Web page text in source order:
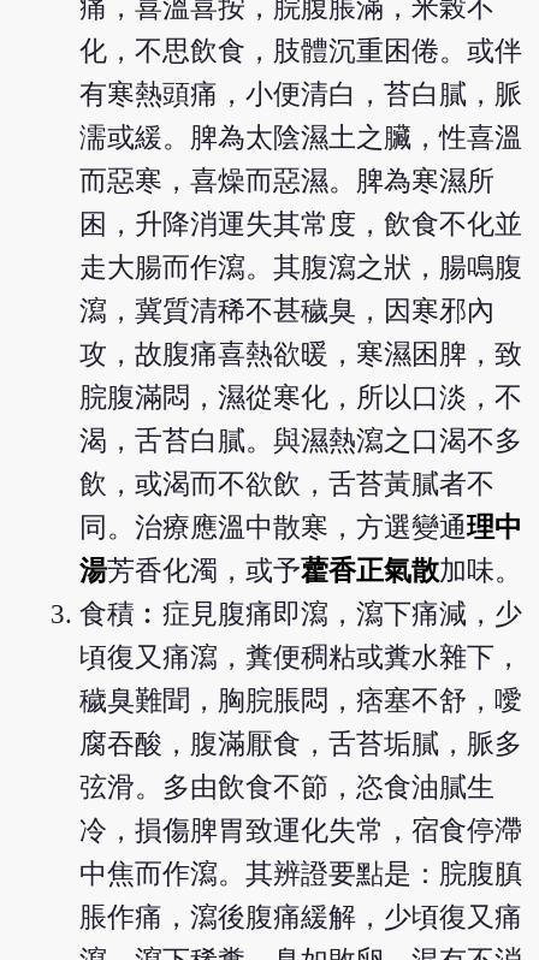
痛，喜溫喜按，脘腹脹滿，米榖不
化，不思飲食，肢體沉重困倦。或伴
有寒熱頭痛，小便清白，苔白膩，脈
濡或緩。脾為太陰濕土之臟，性喜溫
而惡寒，喜燥而惡濕。脾為寒濕所
困，升降消運失其常度，飲食不化並
走大腸而作瀉。其腹瀉之狀，腸鳴腹
瀉，冀質清稀不甚穢臭，因寒邪內
攻，故腹痛喜熱欲暖，寒濕困脾，致
脘腹滿悶，濕從寒化，所以口淡，不
渴，舌苔白膩。與濕熱瀉之口渴不多
飲，或渴而不欲飲，舌苔黃膩者不
同。治療應溫中散寒，方選變通理中
湯芳香化濁，或予藿香正氣散加味。
食積︰症見腹痛即瀉，瀉下痛減，少
頃復又痛瀉，糞便稠粘或糞水雜下，
穢臭難聞，胸脘脹悶，痞塞不舒，噯
腐吞酸，腹滿厭食，舌苔垢膩，脈多
弦滑。多由飲食不節，恣食油膩生
冷，損傷脾胃致運化失常，宿食停滯
中焦而作瀉。其辨證要點是：脘腹䐜
脹作痛，瀉後腹痛緩解，少頃復又痛